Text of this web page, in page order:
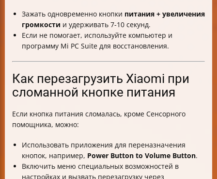
Зажать одновременно кнопки питания + увеличения
громкости и удерживать 7-10 секунд.
Если не помогает, используйте компьютер и
программу Mi PC Suite для восстановления.
Как перезагрузить Xiaomi при
сломанной кнопке питания
Если кнопка питания сломалась, кроме Сенсорного
помощника, можно:
Использовать приложения для переназначения
кнопок, например, Power Button to Volume Button.
Включить меню специальных возможностей в
настройках и вызвать перезагрузку через